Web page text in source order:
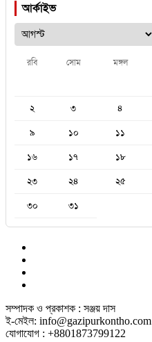
আর্কাইভ
রবি সোম মঙ্গল
২
৩ ৪
৯
১০ ১১
১৬
১৭ ১৮
২৩
২৪ ২৫
৩০
৩১
সম্পাদক ও প্রকাশক : সঞ্জয় দাস
ই-মেইল: info@gazipurkontho.com
যোগাযোগ : +8801873799122